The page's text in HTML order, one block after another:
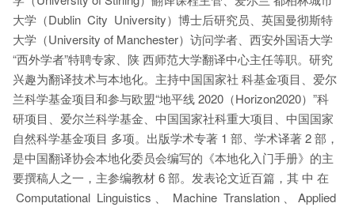
大学（Dublin City University）博士后研究员、英国曼彻斯特
大学（University of Manchester）访问学者、西安外国语大学
“西外学者”特聘专家、陕 西师范大学翻译中心主任等职。研究
兴趣为翻译技术与本地化。主持中国国家社 科基金项目、爱尔
兰科学基金项目和参与欧盟“地平线 2020（Horizon2020）”科
研项目、爱尔兰科学基金、中国国家社科重大项目、中国国家
自然科学基金项目 多项。出版学术专著 1 部、学术译著 2 部，
是中国翻译协会本地化委员会编写的《本地化入门手册》的主
要撰稿人之一，主参编教材 6 部。发表论文近百篇，其 中 在
Computational Linguistics 、 Machine Translation 、 Applied